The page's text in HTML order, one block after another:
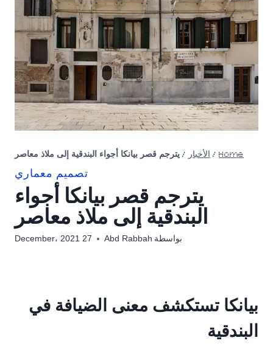
Home
/ الأخبار / يترجم قصر بيانكا أجواء البندقية إلى ملاذ معاصر
تصميم معماري
يترجم قصر بيانكا أجواء
البندقية إلى ملاذ معاصر
بواسطة Abd Rabbah 27 December، 2021
بيانكا تستكشف معنى الضيافة في
البندقية